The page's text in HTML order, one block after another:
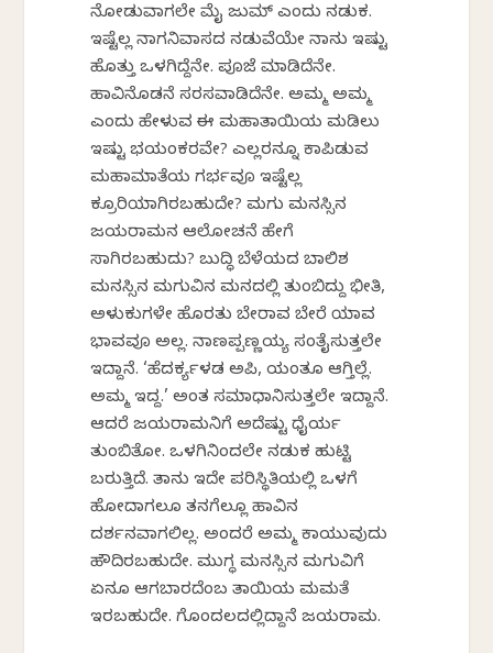
ನೋಡುವಾಗಲೇ ಮೈ ಜುಮ್ ಎಂದು ನಡುಕ.
ಇಷ್ಟೆಲ್ಲ ನಾಗನಿವಾಸದ ನಡುವೆಯೇ ನಾನು ಇಷ್ಟು
ಹೊತ್ತು ಒಳಗಿದ್ದೆನೇ. ಪೂಜೆ ಮಾಡಿದೆನೇ.
ಹಾವಿನೊಡನೆ ಸರಸವಾಡಿದೆನೇ. ಅಮ್ಮ ಅಮ್ಮ
ಎಂದು ಹೇಳುವ ಈ ಮಹಾತಾಯಿಯ ಮಡಿಲು
ಇಷ್ಟು ಭಯಂಕರವೇ? ಎಲ್ಲರನ್ನೂ ಕಾಪಿಡುವ
ಮಹಾಮಾತೆಯ ಗರ್ಭವೂ ಇಷ್ಟೆಲ್ಲ
ಕ್ರೂರಿಯಾಗಿರಬಹುದೇ? ಮಗು ಮನಸ್ಸಿನ
ಜಯರಾಮನ ಆಲೋಚನೆ ಹೇಗೆ
ಸಾಗಿರಬಹುದು? ಬುದ್ಧಿ ಬೆಳೆಯದ ಬಾಲಿಶ
ಮನಸ್ಸಿನ ಮಗುವಿನ ಮನದಲ್ಲಿ ತುಂಬಿದ್ದು ಭೀತಿ,
ಅಳುಕುಗಳೇ ಹೊರತು ಬೇರಾವ ಬೇರೆ ಯಾವ
ಭಾವವೂ ಅಲ್ಲ. ನಾಣಪ್ಪಣ್ಣಯ್ಯ ಸಂತೈಸುತ್ತಲೇ
ಇದ್ದಾನೆ. ‘ಹೆದರ್ಕ್ಯಳಡ ಅಪಿ, ಯಂತೂ ಆಗ್ತಿಲ್ಲೆ.
ಅಮ್ಮ ಇದ್ದ.’ ಅಂತ ಸಮಾಧಾನಿಸುತ್ತಲೇ ಇದ್ದಾನೆ.
ಆದರೆ ಜಯರಾಮನಿಗೆ ಅದೆಷ್ಟು ಧೈರ್ಯ
ತುಂಬಿತೋ. ಒಳಗಿನಿಂದಲೇ ನಡುಕ ಹುಟ್ಟಿ
ಬರುತ್ತಿದೆ. ತಾನು ಇದೇ ಪರಿಸ್ಥಿತಿಯಲ್ಲಿ ಒಳಗೆ
ಹೋದಾಗಲೂ ತನಗೆಲ್ಲೂ ಹಾವಿನ
ದರ್ಶನವಾಗಲಿಲ್ಲ. ಅಂದರೆ ಅಮ್ಮ ಕಾಯುವುದು
ಹೌದಿರಬಹುದೇ. ಮುಗ್ಧ ಮನಸ್ಸಿನ ಮಗುವಿಗೆ
ಏನೂ ಆಗಬಾರದೆಂಬ ತಾಯಿಯ ಮಮತೆ
ಇರಬಹುದೇ. ಗೊಂದಲದಲ್ಲಿದ್ದಾನೆ ಜಯರಾಮ.